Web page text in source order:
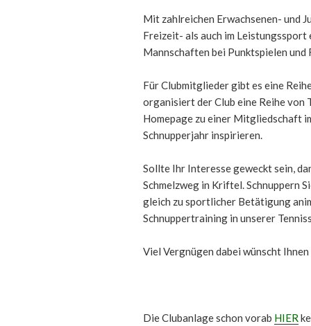
Mit zahlreichen Erwachsenen- und
Freizeit- als auch im
Mannschaften bei Punktspielen
Für Clubmitglieder gibt es eine
organisiert der Club eine Reihe von
Homepage zu einer Mitgliedschaft
Schnupperjahr inspirieren.
Sollte Ihr Interesse geweckt sein,
Schmelzweg in Kriftel. Schnuppern
gleich zu sportlicher Betätigung
Schnuppertraining in unserer
Viel Vergnügen dabei wünscht
Die Clubanlage schon vorab HIER